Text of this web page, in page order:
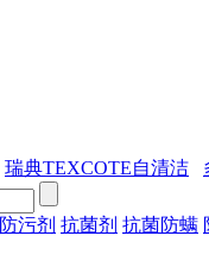
瑞典TEXCOTE自清洁
防污剂 抗菌剂 抗菌防螨